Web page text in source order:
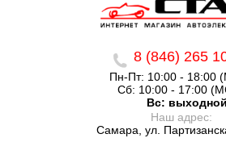
8 (846) 265
Пн-Пт: 10:00 - 18:00
Сб: 10:00 - 17:00
Вс: выходной
Наш адрес:
Самара, ул.